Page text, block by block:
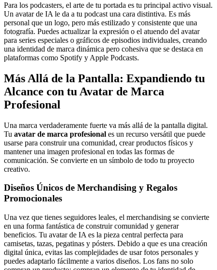
Para los podcasters, el arte de tu portada es tu principal activo visual.
Un avatar de IA le da a tu podcast una cara distintiva. Es más
personal que un logo, pero más estilizado y consistente que una
fotografía. Puedes actualizar la expresión o el atuendo del avatar
para series especiales o gráficos de episodios individuales, creando
una identidad de marca dinámica pero cohesiva que se destaca en
plataformas como Spotify y Apple Podcasts.
Más Allá de la Pantalla: Expandiendo tu
Alcance con tu Avatar de Marca
Profesional
Una marca verdaderamente fuerte va más allá de la pantalla digital.
Tu avatar de marca profesional es un recurso versátil que puede
usarse para construir una comunidad, crear productos físicos y
mantener una imagen profesional en todas las formas de
comunicación. Se convierte en un símbolo de todo tu proyecto
creativo.
Diseños Únicos de Merchandising y Regalos
Promocionales
Una vez que tienes seguidores leales, el merchandising se convierte
en una forma fantástica de construir comunidad y generar
beneficios. Tu avatar de IA es la pieza central perfecta para
camisetas, tazas, pegatinas y pósters. Debido a que es una creación
digital única, evitas las complejidades de usar fotos personales y
puedes adaptarlo fácilmente a varios diseños. Los fans no solo